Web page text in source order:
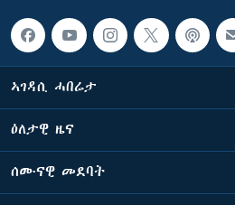
ኣገዳሲ ሓበሬታ
ዕለታዊ ዜና
ሰሙናዊ መደባት